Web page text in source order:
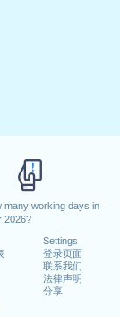
many working days in
2026?
Settings
登录页面
联系我们
法律声明
分享